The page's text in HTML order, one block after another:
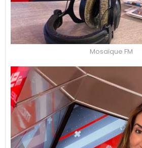
Mosaïque FM